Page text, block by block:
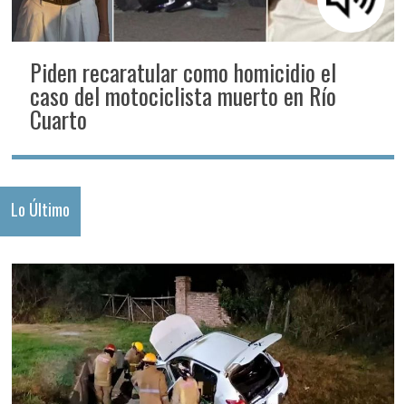
Piden recaratular como homicidio el
caso del motociclista muerto en Río
Cuarto
Lo Último